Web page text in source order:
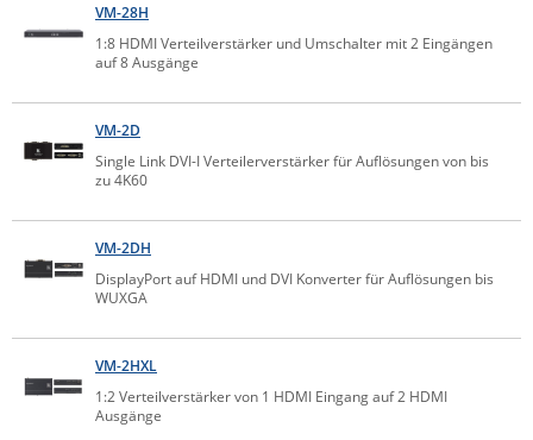
SIRIO Antenne
Tactical Software
TEKTELIC
Vision
WATTECO
Yuasa
ZPE Systems
VM-28H
1:8 HDMI Verteilverstärker und Umschalter mit 2 Eingängen
auf 8 Ausgänge
VM-2D
Single Link DVI-I Verteilerverstärker für Auflösungen von bis
zu 4K60
VM-2DH
DisplayPort auf HDMI und DVI Konverter für Auflösungen bis
WUXGA
VM-2HXL
1:2 Verteilverstärker von 1 HDMI Eingang auf 2 HDMI
Ausgänge